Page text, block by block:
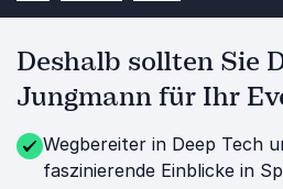
Deshalb sollten Sie
Jungmann für Ihr
Wegbereiter in Deep Tech
faszinierende Einblicke in